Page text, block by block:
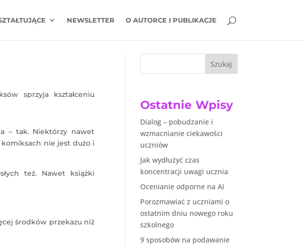
NEWSLETTER O AUTORCE I PUBLIKACJE
sprzyja kształceniu
– tak. Niektórzy nawet
nie jest dużo i
też. Nawet książki
środków przekazu niż
Szukaj
Ostatnie Wpisy
Dialog – pobudzanie i
wzmacnianie ciekawości
uczniów
Jak wydłużyć czas
koncentracji uwagi ucznia
Ocenianie odporne na AI
Porozmawiać z uczniami o
ostatnim dniu nowego roku
szkolnego
9 sposobów na podawanie